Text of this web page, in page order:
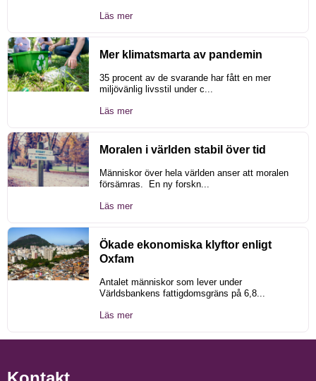
Läs mer
Mer klimatsmarta av pandemin
35 procent av de svarande har fått en mer
miljövänlig livsstil under c...
Läs mer
Moralen i världen stabil över tid
Människor över hela världen anser att moralen
försämras. En ny forskn...
Läs mer
Ökade ekonomiska klyftor enligt
Oxfam
Antalet människor som lever under
Världsbankens fattigdomsgräns på 6,8...
Läs mer